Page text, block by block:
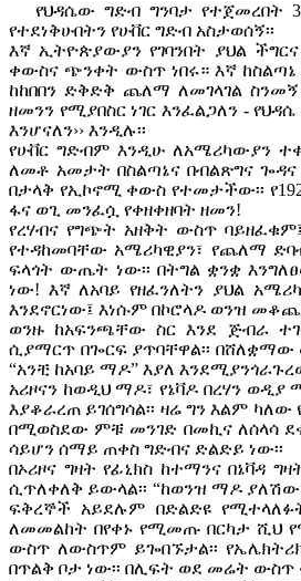
የህዳሴው ግድብ ግንባታ የተጀመረበት
የተደነቅሁበትን የሁቨር ግድብ አስታወሰኝ፡፡
እኛ ኢትዮጵያውያን የገባንበት ያህል
ቀውስና ጭንቀት ውስጥ ነበሩ። እኛ
ከከበበን ድቅድቅ ጨለማ ለመገላገል ስንመኝ
ዘመንን የሚያበስር ነገር እንፈልጋለን -
እንሆናለን›› እንዲሉ፡፡
የሁቨር ግድብም እንዲሁ ለአሜሪካውያን
ለመቶ አመታት በስልጣኔና በብልጽግና
በታላቅ የኢኮኖሚ ቀውስ የተመታችው፡፡
ፋና ወጊ መንፈሷ የቀዘቀዘባት ዘመን!
የረሃብና የግጭት አዘቅት ውስጥ
የተዳከመባቸው አሜሪካዊያን፣ የጨለማ
ፍላጎት ውጤት ነው፡፡ በትግል ቋንቋ
ነው! እኛ ለአባይ የዘፈንለትን ያህል
እንደኖርነው፤ እነሱም በኮሮላዶ ወንዝ
ወንዙ ከአፍንጫቸው ስር እንደ ጅብራ
ሲያማርጥ በጐርፍ ያጥባቸዋል፡፡ በሸለቋማው
“አንቺ ከአባይ ማዶ” እያለ
አሪዞናን ከወዲህ ማዶ፣ የኔቫዶ በረሃን
እያቆራረጠ ይገሰግሳል፡፡ ዛሬ ግን እልም
በሚወስደው ምቹ መንገድ በመኪና ለሰላሳ
ሳይሆን ሰማይ ጠቀስ ግድብና ድልድይ ነው፡፡
በኦሪዞና ግዛት የፊኒክስ ከተማንና በኔቫዳ
ሲጥለቀለቅ ይውላል፡፡ “ከወንዝ ማዶ
ፍቅረኞች አይደሉም በድልድዩ
ለመመልከት በየቀኑ የሚመጡ በርካታ ሺህ
ውስጥ ለውስጥም ይጐበኙታል፡፡
በጥልቅ ቦታ ነው፡፡ በሊፍት ወደ መሬት ውስጥ